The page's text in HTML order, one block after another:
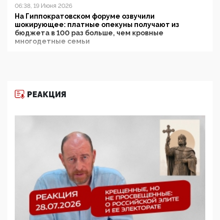
06:38, 19 Июня 2026
На Гиппократовском форуме озвучили
шокирующее: платные опекуны получают из
бюджета в 100 раз больше, чем кровные
многодетные семьи
11:53, 09 Июня 2026
деятельность ИИТО ЮНЕСКО в России, но
цифроглобалисты продолжают определять
повестку в образовании
09:43, 01 Июня 2026
5G за счет здоровья граждан: Минцифры намерено
отобрать у регионов и муниципалитетов право
защищать жилые дома и социальные объекты от
05:58, 26 Мая 2026
Роскомнадзор освободили от борца с
РЕАКЦИЯ